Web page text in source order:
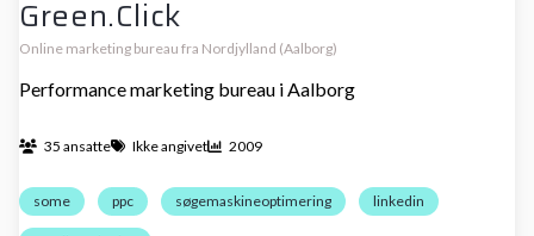
Green.Click
Online marketing bureau fra Nordjylland (Aalborg)
Performance marketing bureau i Aalborg
35 ansatte Ikke angivet 2009
some ppc søgemaskineoptimering linkedin